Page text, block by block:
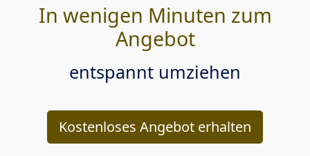
In wenigen Minuten zum
Angebot
entspannt umziehen
Kostenloses Angebot erhalten